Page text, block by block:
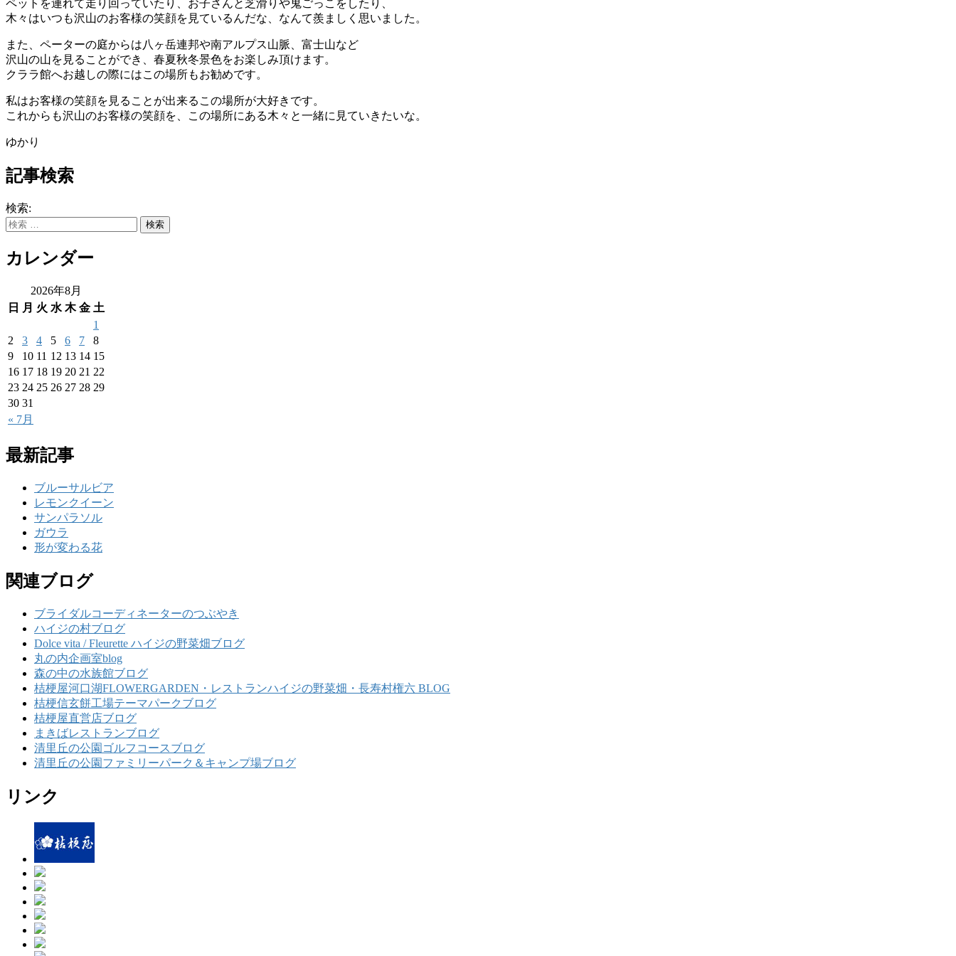
ペットを連れて走り回っていたり、お子さんと芝滑りや鬼ごっこをしたり、
木々はいつも沢山のお客様の笑顔を見ているんだな、なんて羨ましく思いました。
また、ペーターの庭からは八ヶ岳連邦や南アルプス山脈、富士山など
沢山の山を見ることができ、春夏秋冬景色をお楽しみ頂けます。
クララ館へお越しの際にはこの場所もお勧めです。
私はお客様の笑顔を見ることが出来るこの場所が大好きです。
これからも沢山のお客様の笑顔を、この場所にある木々と一緒に見ていきたいな。
ゆかり
記事検索
検索:
カレンダー
2026年8月
日
月 火 水 木 金 土
« 7月
1
2
3 4 5 6 7
8
9
10 11 12 13 14 15
16 17 18 19 20 21 22
23 24 25 26 27 28 29
30 31
最新記事
ブルーサルビア
レモンクイーン
サンパラソル
ガウラ
形が変わる花
関連ブログ
ブライダルコーディネーターのつぶやき
ハイジの村ブログ
Dolce vita / Fleurette ハイジの野菜畑ブログ
丸の内企画室blog
森の中の水族館ブログ
桔梗屋河口湖FLOWERGARDEN・レストランハイジの野菜畑・長寿村権六 BLOG
桔梗信玄餅工場テーマパークブログ
桔梗屋直営店ブログ
まきばレストランブログ
清里丘の公園ゴルフコースブログ
清里丘の公園ファミリーパーク＆キャンプ場ブログ
リンク